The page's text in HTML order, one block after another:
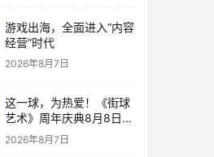
游戏出海，全面进入“内容
经营”时代
2026年8月7日
这一球，为热爱！《街球
艺术》周年庆典8月8日正
式上线，多重福利与全新
内容同步开启
2026年8月7日